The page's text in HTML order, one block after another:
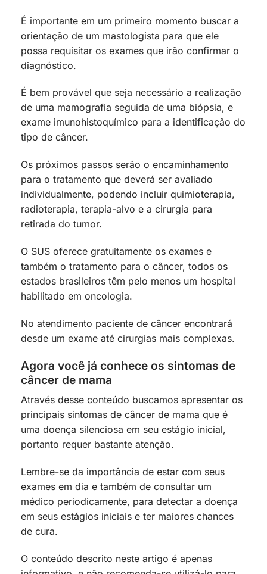
É importante em um primeiro momento buscar a
orientação de um mastologista para que ele
possa requisitar os exames que irão confirmar o
diagnóstico.
É bem provável que seja necessário a realização
de uma mamografia seguida de uma biópsia, e
exame imunohistoquímico para a identificação do
tipo de câncer.
Os próximos passos serão o encaminhamento
para o tratamento que deverá ser avaliado
individualmente, podendo incluir quimioterapia,
radioterapia, terapia-alvo e a cirurgia para
retirada do tumor.
O SUS oferece gratuitamente os exames e
também o tratamento para o câncer, todos os
estados brasileiros têm pelo menos um hospital
habilitado em oncologia.
No atendimento paciente de câncer encontrará
desde um exame até cirurgias mais complexas.
Agora você já conhece os sintomas de
câncer de mama
Através desse conteúdo buscamos apresentar os
principais sintomas de câncer de mama que é
uma doença silenciosa em seu estágio inicial,
portanto requer bastante atenção.
Lembre-se da importância de estar com seus
exames em dia e também de consultar um
médico periodicamente, para detectar a doença
em seus estágios iniciais e ter maiores chances
de cura.
O conteúdo descrito neste artigo é apenas